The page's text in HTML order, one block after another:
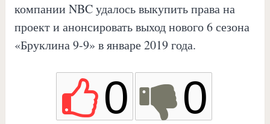
компании NBC удалось выкупить права на
проект и анонсировать выход нового 6 сезона
«Бруклина 9-9» в январе 2019 года.
0 0